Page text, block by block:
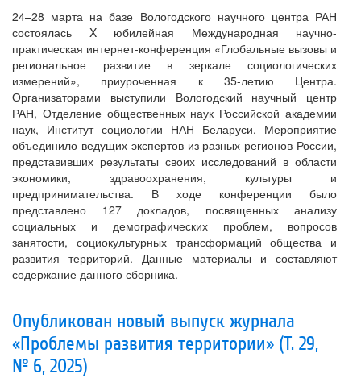
24–28 марта на базе Вологодского научного центра РАН
состоялась X юбилейная Международная научно-
практическая интернет-конференция «Глобальные вызовы и
региональное развитие в зеркале социологических
измерений», приуроченная к 35-летию Центра.
Организаторами выступили Вологодский научный центр
РАН, Отделение общественных наук Российской академии
наук, Институт социологии НАН Беларуси. Мероприятие
объединило ведущих экспертов из разных регионов России,
представивших результаты своих исследований в области
экономики, здравоохранения, культуры и
предпринимательства. В ходе конференции было
представлено 127 докладов, посвященных анализу
социальных и демографических проблем, вопросов
занятости, социокультурных трансформаций общества и
развития территорий. Данные материалы и составляют
содержание данного сборника.
Опубликован новый выпуск журнала
«Проблемы развития территории» (Т. 29,
№ 6, 2025)